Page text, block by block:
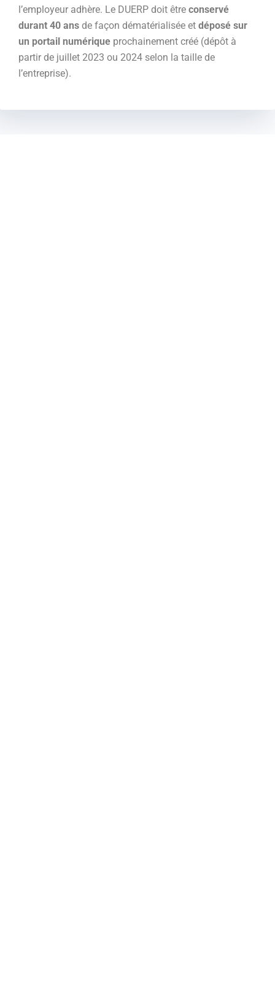
l’employeur adhère. Le DUERP doit être conservé
durant 40 ans de façon dématérialisée et déposé sur
un portail numérique prochainement créé (dépôt à
partir de juillet 2023 ou 2024 selon la taille de
l’entreprise).